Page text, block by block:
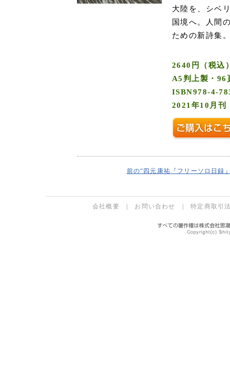
大陸を、シベ
国境へ。人間
ための新詩集
2640円（税込
A5判上製・96
ISBN978-4-
2021年10月刊
前の“四元康祐『フリーソロ日録
会社概要 お問い合わせ |特定商取引